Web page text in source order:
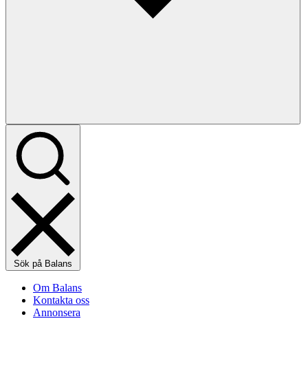
Sök på Balans
Om Balans
Kontakta oss
Annonsera